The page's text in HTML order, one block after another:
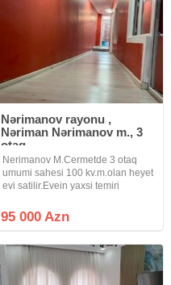
Nərimanov rayonu ,
Nəriman Nərimanov m., 3
otaq
Nerimanov M.Cermetde 3 otaq
umumi sahesi 100 kv.m.olan heyet
evi satilir.Evein yaxsi temiri
sistemi var.Butun infrastrukturlar
yaxinliqda yerlesir.Jek
95 000 Azn